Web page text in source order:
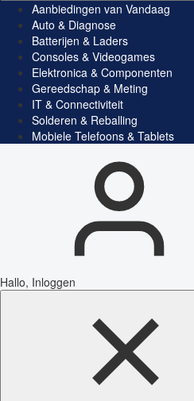
Aanbiedingen van Vandaag
Auto & Diagnose
Batterijen & Laders
Consoles & Videogames
Elektronica & Componenten
Gereedschap & Meting
IT & Connectiviteit
Solderen & Reballing
Mobiele Telefoons & Tablets
Hallo, Inloggen